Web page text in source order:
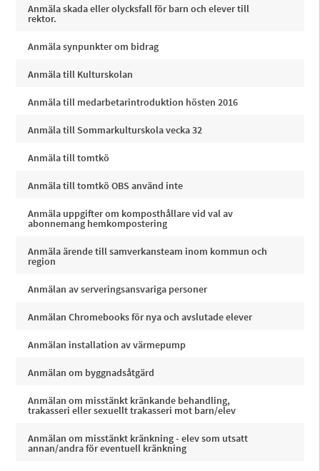
Anmäla skada eller olycksfall för barn och elever till
rektor.
Anmäla synpunkter om bidrag
Anmäla till Kulturskolan
Anmäla till medarbetarintroduktion hösten 2016
Anmäla till Sommarkulturskola vecka 32
Anmäla till tomtkö
Anmäla till tomtkö OBS använd inte
Anmäla uppgifter om komposthållare vid val av
abonnemang hemkompostering
Anmäla ärende till samverkansteam inom kommun och
region
Anmälan av serveringsansvariga personer
Anmälan Chromebooks för nya och avslutade elever
Anmälan installation av värmepump
Anmälan om byggnadsåtgärd
Anmälan om misstänkt kränkande behandling,
trakasseri eller sexuellt trakasseri mot barn/elev
Anmälan om misstänkt kränkning - elev som utsatt
annan/andra för eventuell kränkning